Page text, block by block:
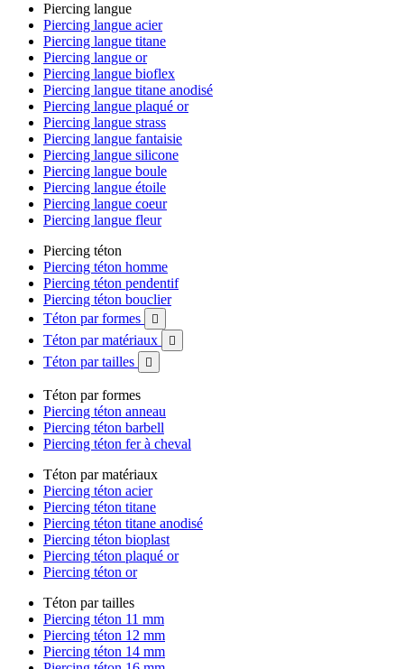
Piercing langue
Piercing langue acier
Piercing langue titane
Piercing langue or
Piercing langue bioflex
Piercing langue titane anodisé
Piercing langue plaqué or
Piercing langue strass
Piercing langue fantaisie
Piercing langue silicone
Piercing langue boule
Piercing langue étoile
Piercing langue coeur
Piercing langue fleur
Piercing téton
Piercing téton homme
Piercing téton pendentif
Piercing téton bouclier
Téton par formes

Téton par matériaux 
Téton par tailles 
Téton par formes
Piercing téton anneau
Piercing téton barbell
Piercing téton fer à cheval
Téton par matériaux
Piercing téton acier
Piercing téton titane
Piercing téton titane anodisé
Piercing téton bioplast
Piercing téton plaqué or
Piercing téton or
Téton par tailles
Piercing téton 11 mm
Piercing téton 12 mm
Piercing téton 14 mm